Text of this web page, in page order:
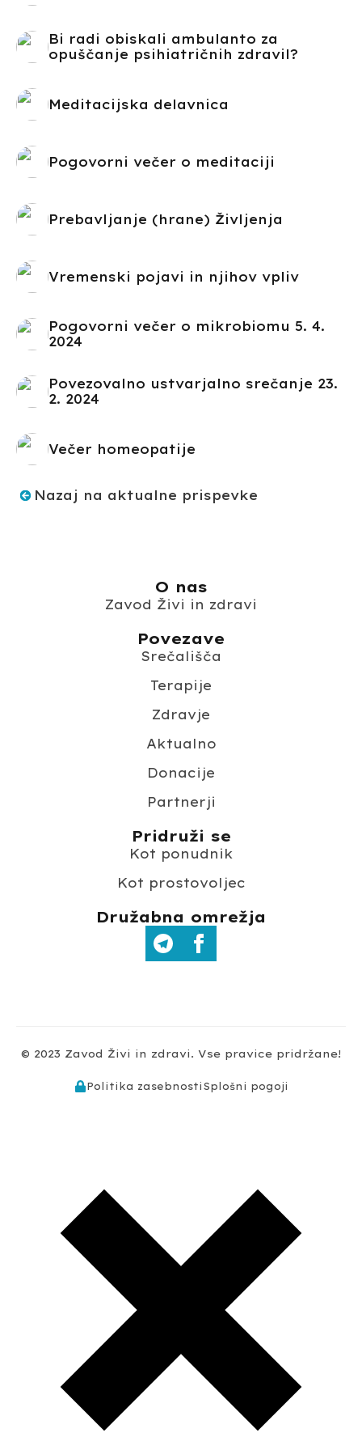
Bi radi obiskali ambulanto za
opuščanje psihiatričnih zdravil?
Meditacijska delavnica
Pogovorni večer o meditaciji
Prebavljanje (hrane) Življenja
Vremenski pojavi in njihov vpliv
Pogovorni večer o mikrobiomu 5. 4.
2024
Povezovalno ustvarjalno srečanje 23.
2. 2024
Večer homeopatije
Nazaj na aktualne prispevke
O nas
Zavod Živi in zdravi
Povezave
Srečališča
Terapije
Zdravje
Aktualno
Donacije
Partnerji
Pridruži se
Kot ponudnik
Kot prostovoljec
Družabna omrežja
© 2023 Zavod Živi in zdravi. Vse pravice pridržane!
Politika zasebnosti Splošni pogoji